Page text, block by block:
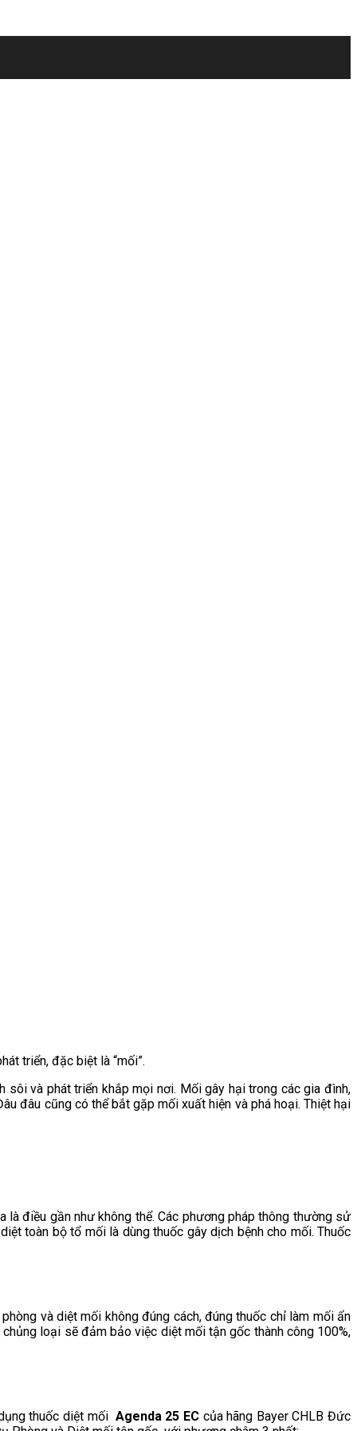
triển, đặc biệt là “mối”.
sôi và phát triển khắp mọi nơi. Mối gây hại trong các gia đình,
đâu cũng có thể bắt gặp mối xuất hiện và phá hoại. Thiệt hại
điều gần như không thể. Các phương pháp thông thường sử
toàn bộ tổ mối là dùng thuốc gây dịch bệnh cho mối. Thuốc
và diệt mối không đúng cách, đúng thuốc chỉ làm mối ẩn
loại sẽ đảm bảo việc diệt mối tận gốc thành công 100%,
thuốc diệt mối Agenda 25 EC của hãng Bayer CHLB Đức